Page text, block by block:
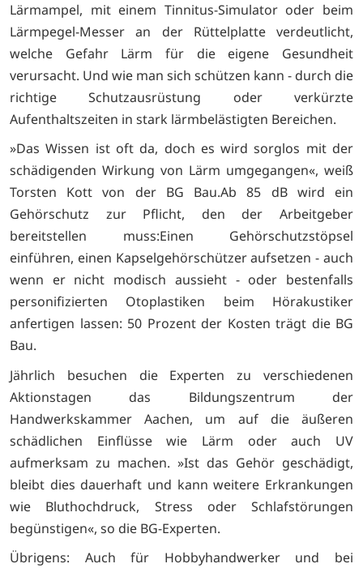
Lärmampel, mit einem Tinnitus-Simulator oder beim
Lärmpegel-Messer an der Rüttelplatte verdeutlicht,
welche Gefahr Lärm für die eigene Gesundheit
verursacht. Und wie man sich schützen kann - durch die
richtige Schutzausrüstung oder verkürzte
Aufenthaltszeiten in stark lärmbelästigten Bereichen.
»Das Wissen ist oft da, doch es wird sorglos mit der
schädigenden Wirkung von Lärm umgegangen«, weiß
Torsten Kott von der BG Bau.Ab 85 dB wird ein
Gehörschutz zur Pflicht, den der Arbeitgeber
bereitstellen muss:Einen Gehörschutzstöpsel
einführen, einen Kapselgehörschützer aufsetzen - auch
wenn er nicht modisch aussieht - oder bestenfalls
personifizierten Otoplastiken beim Hörakustiker
anfertigen lassen: 50 Prozent der Kosten trägt die BG
Bau.
Jährlich besuchen die Experten zu verschiedenen
Aktionstagen das Bildungszentrum der
Handwerkskammer Aachen, um auf die äußeren
schädlichen Einflüsse wie Lärm oder auch UV
aufmerksam zu machen. »Ist das Gehör geschädigt,
bleibt dies dauerhaft und kann weitere Erkrankungen
wie Bluthochdruck, Stress oder Schlafstörungen
begünstigen«, so die BG-Experten.
Übrigens: Auch für Hobbyhandwerker und bei